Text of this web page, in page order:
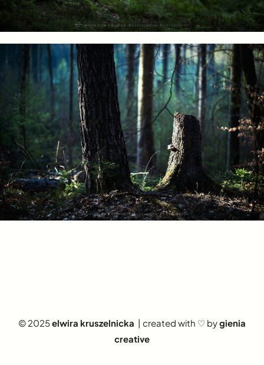
© 2025elwira kruszelnicka | created with ♡ bygienia
creative